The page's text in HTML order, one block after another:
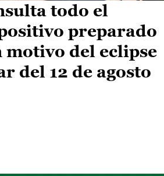
todo el
preparado
motivo del eclipse
del 12 de agosto